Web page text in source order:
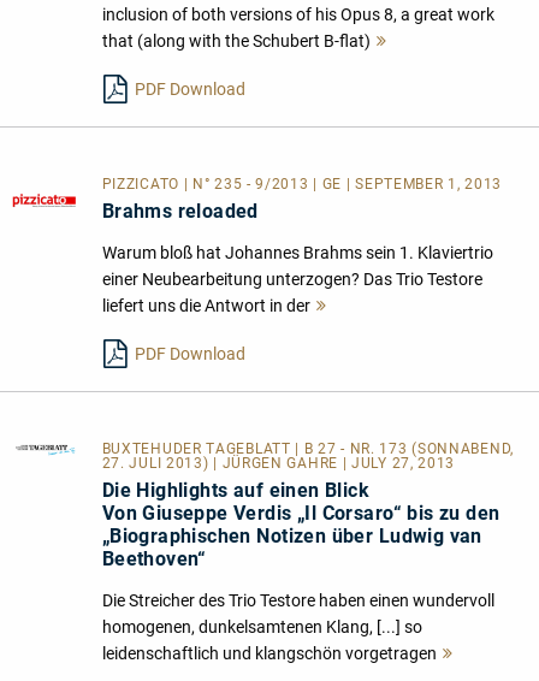
inclusion of both versions of his Opus 8, a great work
that (along with the Schubert B-flat)
PDF Download
PIZZICATO | N° 235 - 9/2013 | GE | SEPTEMBER 1, 2013
Brahms reloaded
Warum bloß hat Johannes Brahms sein 1. Klaviertrio
einer Neubearbeitung unterzogen? Das Trio Testore
liefert uns die Antwort in der
PDF Download
BUXTEHUDER TAGEBLATT
| B 27 - NR. 173 (SONNABEND,
27. JULI 2013) | JÜRGEN GAHRE | JULY 27, 2013
Die Highlights auf einen Blick
Von Giuseppe Verdis „Il Corsaro“ bis zu den
„Biographischen Notizen über Ludwig van
Beethoven“
Die Streicher des Trio Testore haben einen wundervoll
homogenen, dunkelsamtenen Klang, [...] so
leidenschaftlich und klangschön vorgetragen